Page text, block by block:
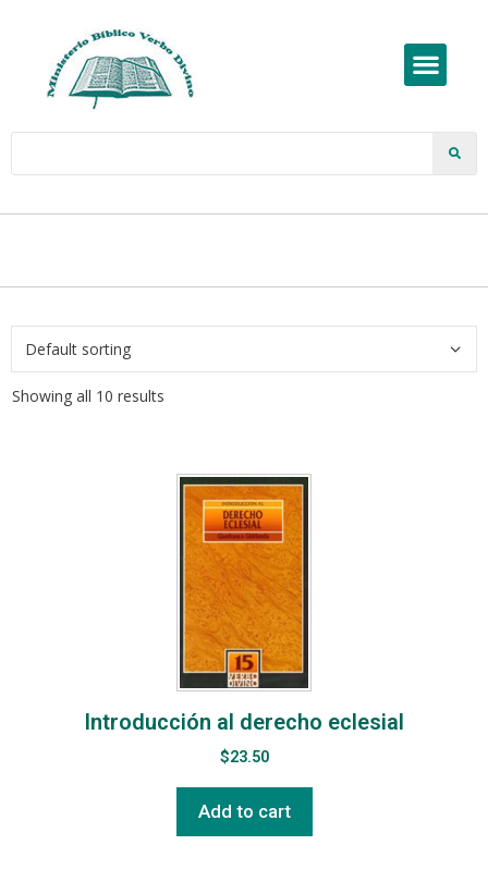
Showing all 10 results
Introducción al derecho eclesial
$23.50
Add to cart